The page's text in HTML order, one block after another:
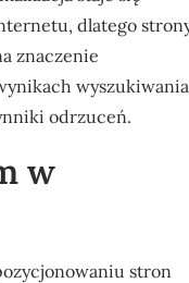
dlatego
znaczenie
odrzuceń.
w
stron